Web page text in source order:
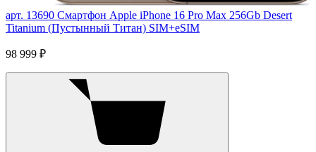
арт. 13690 Смартфон Apple iPhone 16 Pro Max 256Gb Desert
Titanium (Пустынный Титан) SIM+eSIM
98 999 ₽